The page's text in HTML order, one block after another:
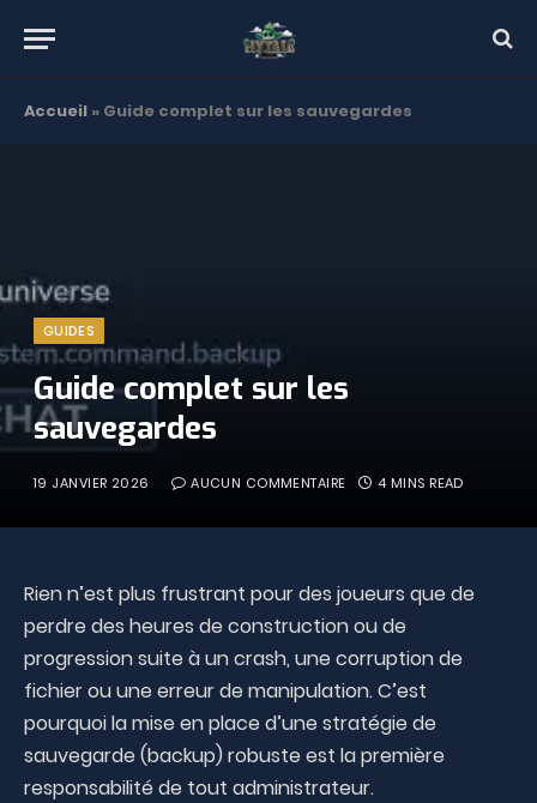
Accueil » Guide complet sur les sauvegardes
GUIDES
Guide complet sur les
sauvegardes
19 JANVIER 2026 AUCUN COMMENTAIRE 4 MINS READ
Rien n’est plus frustrant pour des joueurs que de
perdre des heures de construction ou de
progression suite à un crash, une corruption de
fichier ou une erreur de manipulation. C’est
pourquoi la mise en place d’une stratégie de
sauvegarde (backup) robuste est la première
responsabilité de tout administrateur.